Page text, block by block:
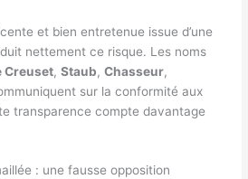
et bien entretenue issue d’une
nettement ce risque. Les noms
Creuset,Staub,Chasseur,
sur la conformité aux
transparence compte davantage
: une fausse opposition